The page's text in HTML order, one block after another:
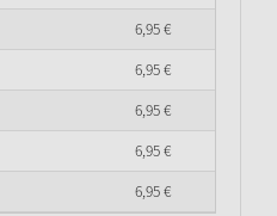
6,95€
6,95€
6,95€
6,95€
6,95€